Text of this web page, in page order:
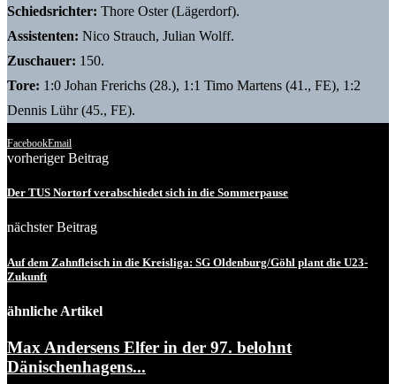
Schiedsrichter: Thore Oster (Lägerdorf).
Assistenten: Nico Strauch, Julian Wolff.
Zuschauer: 150.
Tore: 1:0 Johan Frerichs (28.), 1:1 Timo Martens (41., FE), 1:2
Dennis Lühr (45., FE).
FacebookEmail
vorheriger Beitrag
Der TUS Nortorf verabschiedet sich in die Sommerpause
nächster Beitrag
Auf dem Zahnfleisch in die Kreisliga: SG Oldenburg/Göhl plant die U23-
Zukunft
ähnliche Artikel
Max Andersens Elfer in der 97. belohnt
Dänischenhagens...